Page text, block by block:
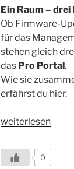
Ein Raum –
Ob Firmware-
für das
stehen gleich
das Pro Portal.
Wie sie
erfährst du hier.
„Poly
im
Teams
weiterlesen
0